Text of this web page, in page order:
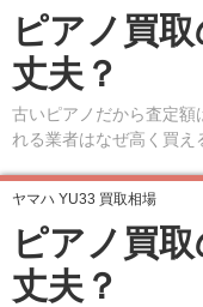
ピアノ買
丈夫？
古いピアノだから査定
れる業者はなぜ高く買え
ヤマハ YU33 買取相場
ピアノ買
丈夫？